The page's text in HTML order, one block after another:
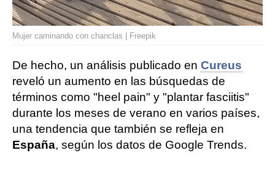
Mujer caminando con chanclas | Freepik
De hecho, un análisis publicado en Cureus
reveló un aumento en las búsquedas de
términos como "heel pain" y "plantar fasciitis"
durante los meses de verano en varios países,
una tendencia que también se refleja en
España, según los datos de Google Trends.